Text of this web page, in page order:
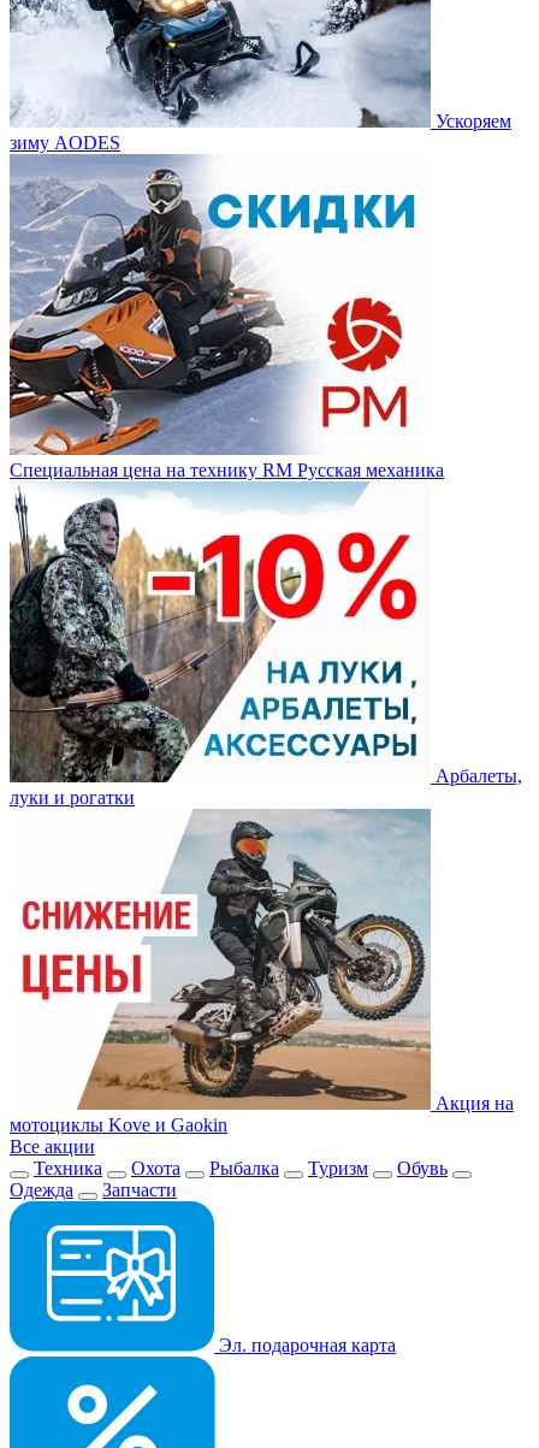
Ускоряем
зиму AODES
Специальная цена на технику RM Русская механика
Арбалеты,
луки и рогатки
Акция на
мотоциклы Kove и Gaokin
Все акции
Техника
Охота Рыбалка Туризм
Обувь
Одежда
Запчасти
Эл. подарочная карта